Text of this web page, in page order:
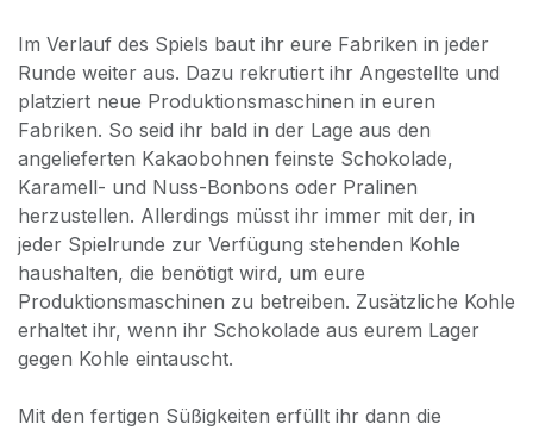
Im Verlauf des Spiels baut ihr eure Fabriken in jeder
Runde weiter aus. Dazu rekrutiert ihr Angestellte und
platziert neue Produktionsmaschinen in euren
Fabriken. So seid ihr bald in der Lage aus den
angelieferten Kakaobohnen feinste Schokolade,
Karamell- und Nuss-Bonbons oder Pralinen
herzustellen. Allerdings müsst ihr immer mit der, in
jeder Spielrunde zur Verfügung stehenden Kohle
haushalten, die benötigt wird, um eure
Produktionsmaschinen zu betreiben. Zusätzliche Kohle
erhaltet ihr, wenn ihr Schokolade aus eurem Lager
gegen Kohle eintauscht.
Mit den fertigen Süßigkeiten erfüllt ihr dann die